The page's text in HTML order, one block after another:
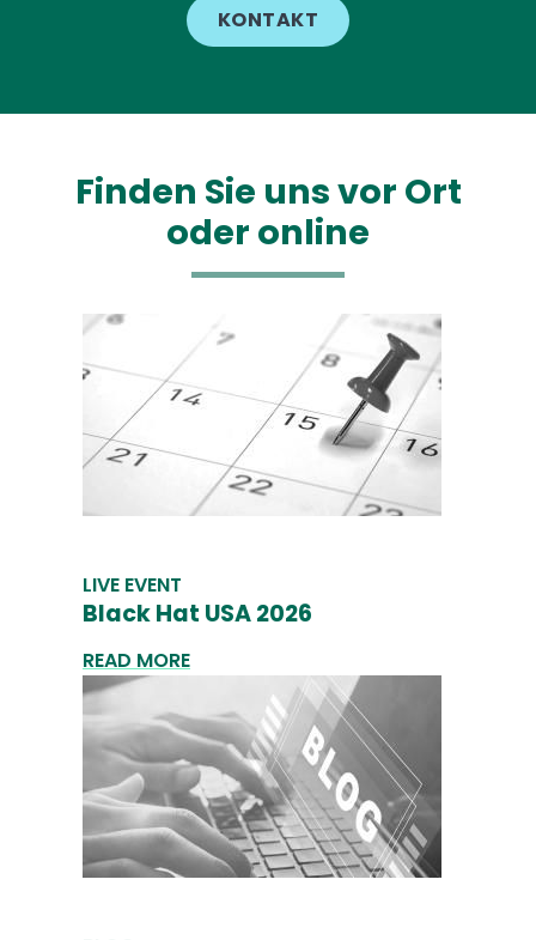
KONTAKT
Finden Sie uns vor Ort
oder online
LIVE EVENT
Black Hat USA 2026
READ MORE